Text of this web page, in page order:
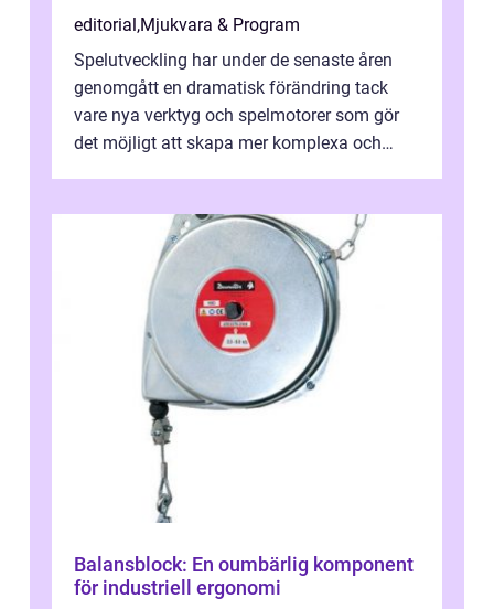
editorial,Mjukvara & Program
Spelutveckling har under de senaste åren
genomgått en dramatisk förändring tack
vare nya verktyg och spelmotorer som gör
det möjligt att skapa mer komplexa och
Balansblock: En oumbärlig komponent
för industriell ergonomi